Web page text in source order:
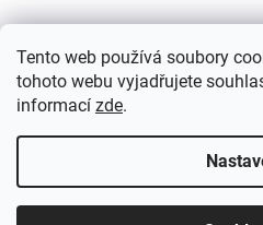
Tento web používá soubory
tohoto webu vyjadřujete
informací zde.
Vytvořil